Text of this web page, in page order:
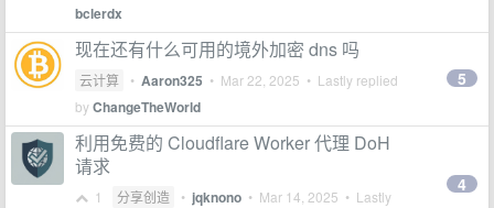
bclerdx
现在还有什么可用的境外加密 dns 吗
云计算 • Aaron325 • Mar 22, 2025 • Lastly replied
byChangeTheWorld
5
利用免费的 Cloudflare Worker 代理 DoH
请求
1 分享创造 • jqknono • Mar 14, 2025 • Lastly
4